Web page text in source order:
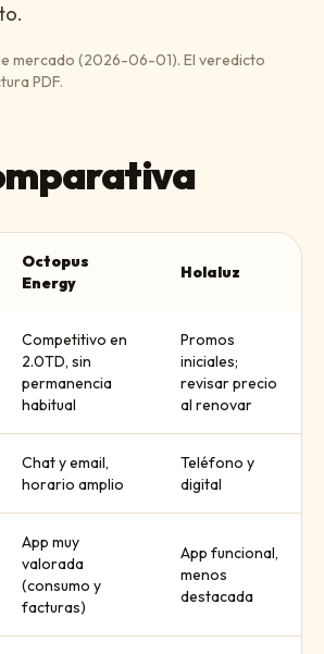
mercado (2026-06-01). El veredicto
PDF.
Octopus
Energy
Holaluz
Competitivo en
2.0TD, sin
permanencia
habitual
Promos
iniciales;
revisar precio
al renovar
Chat y email,
horario amplio
Teléfono y
digital
App muy
valorada
(consumo y
facturas)
App funcional,
menos
destacada